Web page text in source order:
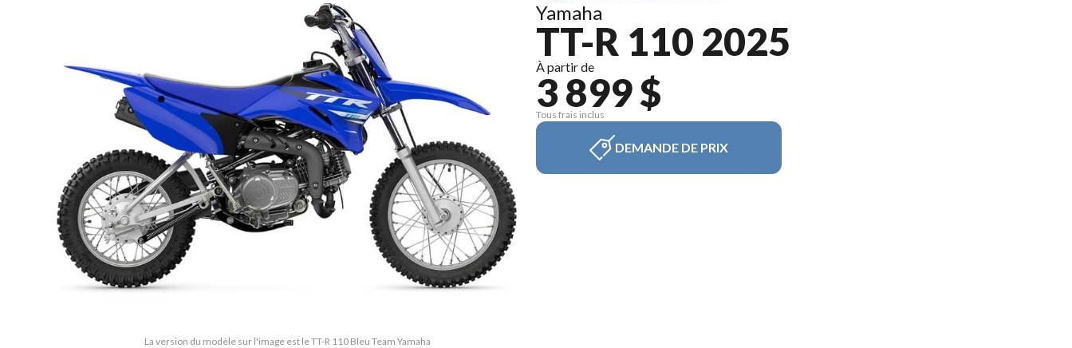
La version du modèle sur l'image est le TT-R 110 Bleu Team Yamaha
Yamaha
TT-R 110 2025
À partir de
3 899 $
Tous frais inclus
DEMANDE DE PRIX